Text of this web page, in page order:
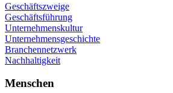
Geschäftszweige
Geschäftsführung
Unternehmenskultur
Unternehmensgeschichte
Branchennetzwerk
Nachhaltigkeit
Menschen